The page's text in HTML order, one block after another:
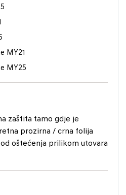
MY21
MY25
zaštita tamo gdje je
prozirna / crna folija
oštećenja prilikom utovara